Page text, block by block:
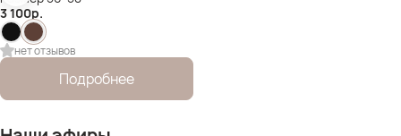
3 100р.
нет отзывов
Подробнее